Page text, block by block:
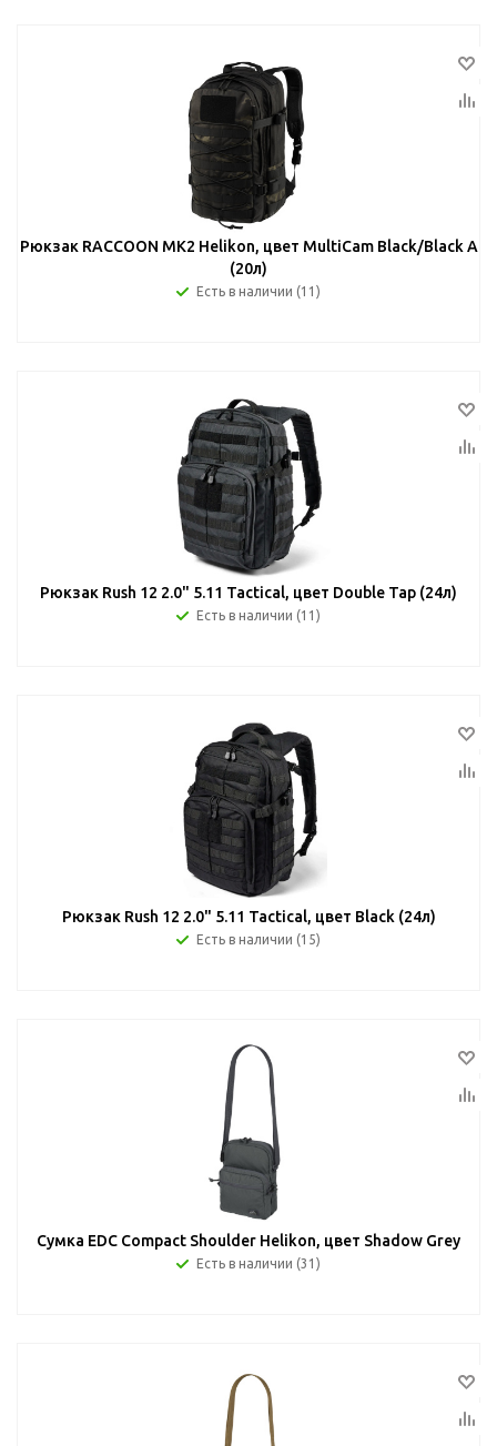
Рюкзак RACCOON MK2 Helikon, цвет MultiCam Black/Black A
(20л)
Есть в наличии (11)
Рюкзак Rush 12 2.0" 5.11 Tactical, цвет Double Tap (24л)
Есть в наличии (11)
Рюкзак Rush 12 2.0" 5.11 Tactical, цвет Black (24л)
Есть в наличии (15)
Сумка EDC Compact Shoulder Helikon, цвет Shadow Grey
Есть в наличии (31)